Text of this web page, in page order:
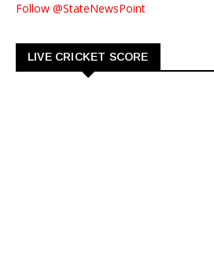
Follow @StateNewsPoint
LIVE CRICKET SCORE